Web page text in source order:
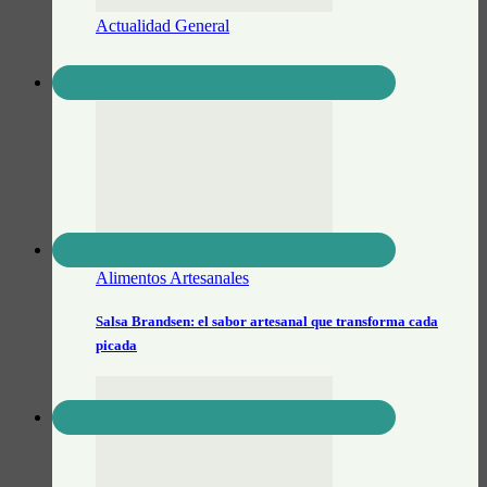
Actualidad General
Prontocash Brandsen
Alimentos Artesanales
Salsa Brandsen: el sabor artesanal que transforma cada
picada